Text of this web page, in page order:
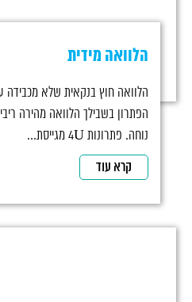
הלוואה מידית
הלוואה חוץ בנקאית שלא
הפתרון בשבילך הלוואה מהירה
נוחה. פתרונות 4U מגייסת...
קרא עוד